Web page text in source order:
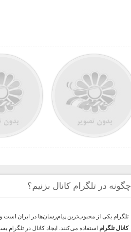
چگونه در تلگرام کانال بزنیم؟
تلگرام یکی از محبوب‌ترین پیام‌رسان‌ها در ایران
کانال تلگرام